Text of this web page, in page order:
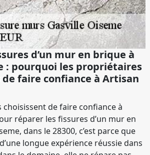
d’un mur en brique à
: pourquoi les propriétaires
faire confiance à Artisan
de faire confiance à
réparer les fissures d’un mur en
dans le 28300, c’est parce que
longue expérience réussie dans